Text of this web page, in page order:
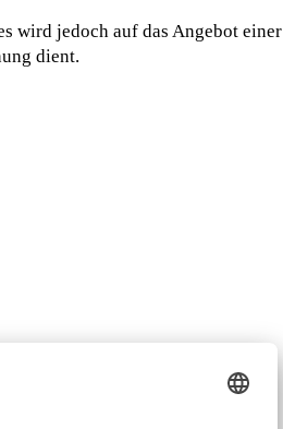
wird jedoch auf das Angebot einer
dient.